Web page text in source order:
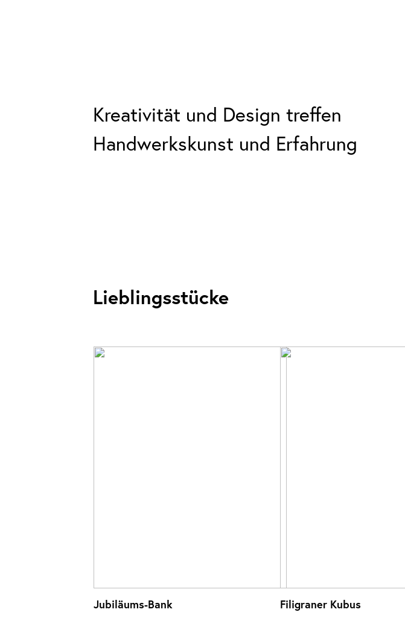
Kreativität und Design treffen
Handwerkskunst und Erfahrung
Lieblingsstücke
Jubiläums-Bank Filigraner Kubus